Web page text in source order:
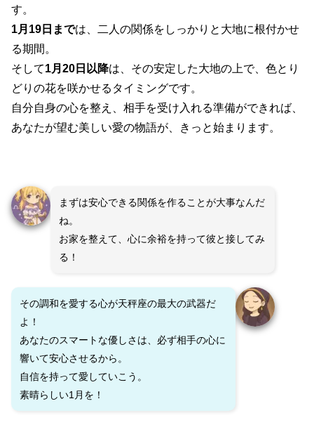
す。
1月19日までは、二人の関係をしっかりと大地に根付かせ
る期間。
そして1月20日以降は、その安定した大地の上で、色とり
どりの花を咲かせるタイミングです。
自分自身の心を整え、相手を受け入れる準備ができれば、
あなたが望む美しい愛の物語が、きっと始まります。
まずは安心できる関係を作ることが大事なんだ
ね。
お家を整えて、心に余裕を持って彼と接してみ
る！
その調和を愛する心が天秤座の最大の武器だ
よ！
あなたのスマートな優しさは、必ず相手の心に
響いて安心させるから。
自信を持って愛していこう。
素晴らしい1月を！